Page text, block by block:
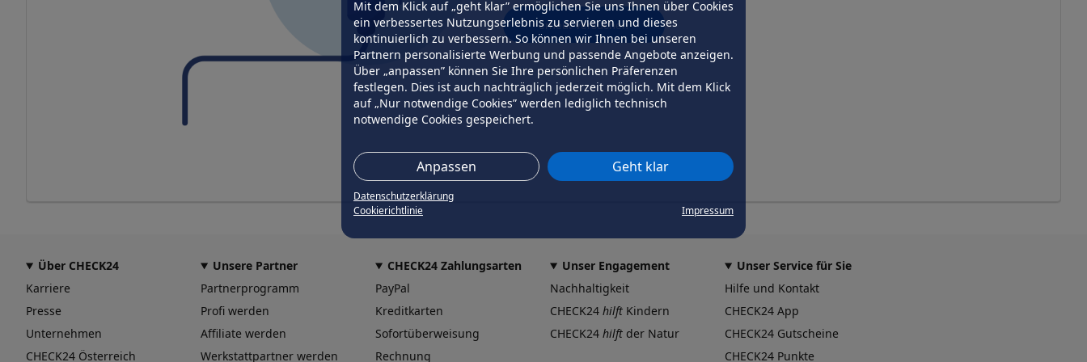
Mit dem Klick auf „geht klar” ermöglichen Sie uns Ihnen über Cookies
ein verbessertes Nutzungserlebnis zu servieren und dieses
kontinuierlich zu verbessern. So können wir Ihnen bei unseren
Partnern personalisierte Werbung und passende Angebote anzeigen.
Über „anpassen” können Sie Ihre persönlichen Präferenzen
festlegen. Dies ist auch nachträglich jederzeit möglich. Mit dem Klick
auf „Nur notwendige Cookies” werden lediglich technisch
notwendige Cookies gespeichert.
Anpassen Geht klar
Datenschutzerklärung
Cookierichtlinie
Impressum
erneut versuchen
Über CHECK24
Karriere
Presse
Unternehmen
CHECK24 Österreich
Unsere Partner
Partnerprogramm
Profi werden
Affiliate werden
Werkstattpartner werden
CHECK24 Zahlungsarten
PayPal
Kreditkarten
Sofortüberweisung
Rechnung
Unser Engagement
Nachhaltigkeit
CHECK24 hilft Kindern
CHECK24 hilft der Natur
Unser Service für Sie
Hilfe und Kontakt
CHECK24 App
CHECK24 Gutscheine
CHECK24 Punkte